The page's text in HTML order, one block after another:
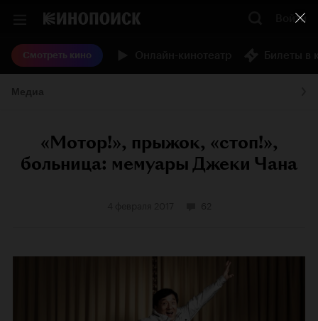
Войти
Смотреть кино
«Мотор!», прыжок, «стоп!»,
больница: мемуары Джеки Чана